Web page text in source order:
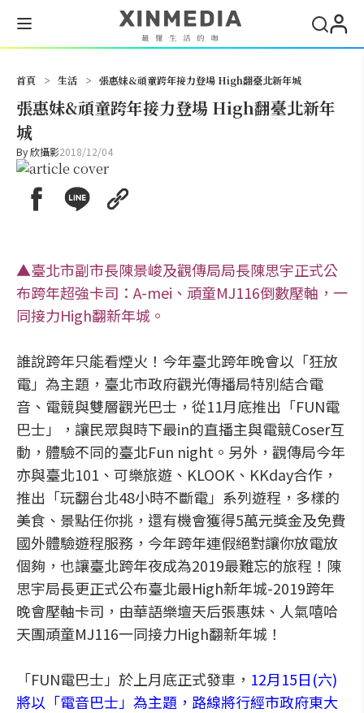
首頁 > 生活 > 張惠妹&頑童跨年接力登場 High翻臺北新年城
張惠妹&頑童跨年接力登場 High翻臺北新年
城
By欣攝影2018/12/04
▲臺北市副市長陳景峻及觀傳局局長陳思宇正式公
布跨年超強卡司：A-mei、頑童MJ116倒數壓軸，一
同接力High翻新年城。
誰說跨年只能看煙火！今年臺北跨年晚會以「狂放
電」為主題，臺北市政府觀光傳播局特別結合電
音、電競與雙層觀光巴士，從11月底推出「FUN電
巴士」，讓民眾與時下最in的直播主與電競Coser互
動，體驗不同的臺北Fun night。另外，觀傳局今年
亦與臺北101、可樂旅遊、KLOOK、KKday合作，
推出「玩翻台北48小時不斷電」系列遊程，多樣的
美食、景點任你挑，還有機會獲得5萬元獎金及免費
國外體驗遊程服務，今年跨年連假絕對讓你放電放
個夠，也讓臺北跨年夜成為2019最難忘的旅程！陳
思宇局長更正式公布臺北最High新年城-2019跨年
晚會壓軸卡司，由華語樂壇天后張惠妹、人氣嘻哈
天團頑童MJ116一同接力High翻新年城！
「FUN電巴士」於上月底正式發車， 12月15日(六)
將以「電音巴士」為主題，路線將行經市政府東大